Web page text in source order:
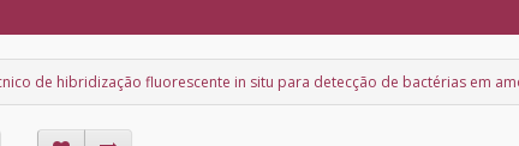
de hibridização fluorescente in situ para detecção de bactérias em